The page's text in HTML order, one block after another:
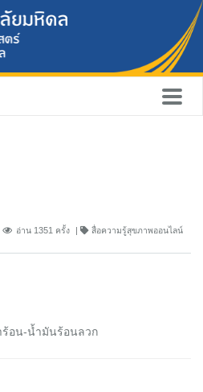
อ่าน 1351 ครั้ง สื่อความรู้สุขภาพออนไลน์
ร้อน-น้ำมันร้อนลวก